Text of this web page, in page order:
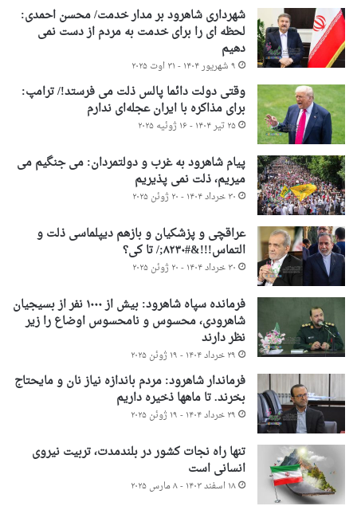
شهرداری شاهرود بر مدار خدمت/ محسن احمدی:
لحظه ای را برای خدمت به مردم از دست نمی
دهیم
۹ شهریور ۱۴۰۴ - ۳۱ اوت ۲۰۲۵
وقتی دولت دائما پالس ذلت می فرستد!/ ترامپ:
برای مذاکره با ایران عجله‌ای ندارم
۲۵ تیر ۱۴۰۴ - ۱۶ ژوئیه ۲۰۲۵
پیام شاهرود به غرب و دولتمردان: می جنگیم می
میریم، ذلت نمی پذیریم
۳۰ خرداد ۱۴۰۴ - ۲۰ ژوئن ۲۰۲۵
عراقچی و پزشکیان و بازهم دیپلماسی ذلت و
التماس!!!&#۸۲۳۰;/ تا کی؟
۳۰ خرداد ۱۴۰۴ - ۲۰ ژوئن ۲۰۲۵
فرمانده سپاه شاهرود: بیش از ۱۰۰۰ نفر از بسیجیان
شاهرودی، محسوس و نامحسوس اوضاع را زیر
نظر دارند
۲۹ خرداد ۱۴۰۴ - ۱۹ ژوئن ۲۰۲۵
فرماندار شاهرود: مردم باندازه نیاز نان و مایحتاج
بخرند. تا ماهها ذخیره داریم
۲۹ خرداد ۱۴۰۴ - ۱۹ ژوئن ۲۰۲۵
تنها راه نجات کشور در بلندمدت، تربیت نیروی
انسانی است
۱۸ اسفند ۱۴۰۳ - ۸ مارس ۲۰۲۵